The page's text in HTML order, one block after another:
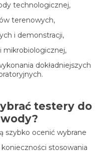
technologicznej,
terenowych,
i demonstracji,
mikrobiologicznej,
dokładniejszych
testery do
szybko ocenić wybrane
stosowania